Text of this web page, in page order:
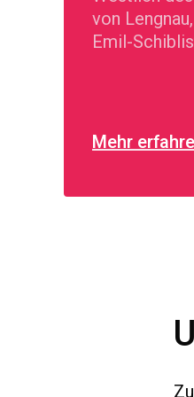
von
Emil-
Mehr